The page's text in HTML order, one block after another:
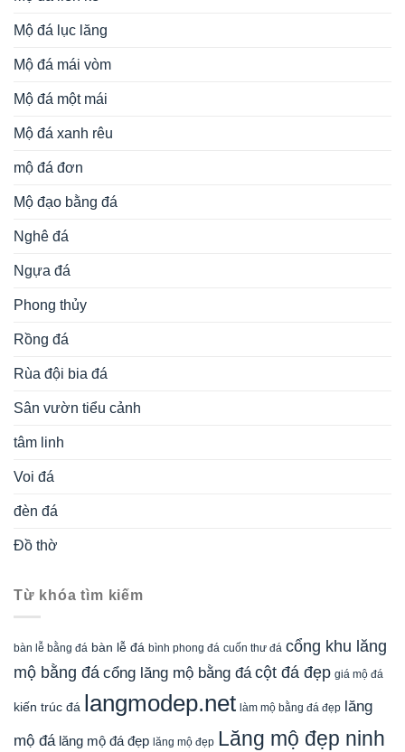
Mộ đá lục lăng
Mộ đá mái vòm
Mộ đá một mái
Mộ đá xanh rêu
mộ đá đơn
Mộ đạo bằng đá
Nghê đá
Ngựa đá
Phong thủy
Rồng đá
Rùa đội bia đá
Sân vườn tiểu cảnh
tâm linh
Voi đá
đèn đá
Đồ thờ
Từ khóa tìm kiếm
bàn lễ bằng đá bàn lễ đá bình phong đá cuốn thư đá cổng khu lăng
mộ bằng đá cổng lăng mộ bằng đá cột đá đẹp giá mộ đá
kiến trúc đá langmodep.net làm mộ bằng đá đẹp lăng
mộ đá lăng mộ đá đẹp lăng mộ đẹp Lăng mộ đẹp ninh